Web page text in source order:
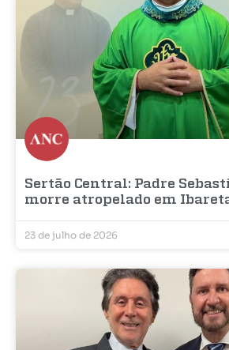
Sertão Central: Padre
morre atropelado em
23 de julho de 2026